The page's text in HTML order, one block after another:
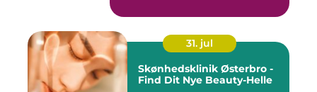
31. jul
Skønhedsklinik Østerbro -
Find Dit Nye Beauty-Helle